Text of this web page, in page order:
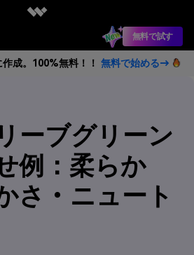
無料で試す
成。100%無料！！ 無料で始める→
ーブグリーン
例：柔らか
さ・ニュート